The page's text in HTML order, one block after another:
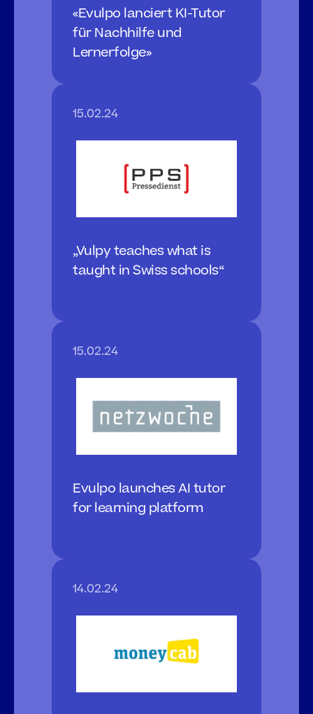
«Evulpo lanciert KI-Tutor
für Nachhilfe und
Lernerfolge»
15.02.24
„Vulpy teaches what is
taught in Swiss schools“
15.02.24
Evulpo launches AI tutor
for learning platform
14.02.24